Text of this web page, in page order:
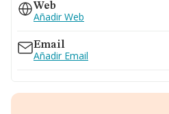
Web
Añadir Web
Email
Añadir Email